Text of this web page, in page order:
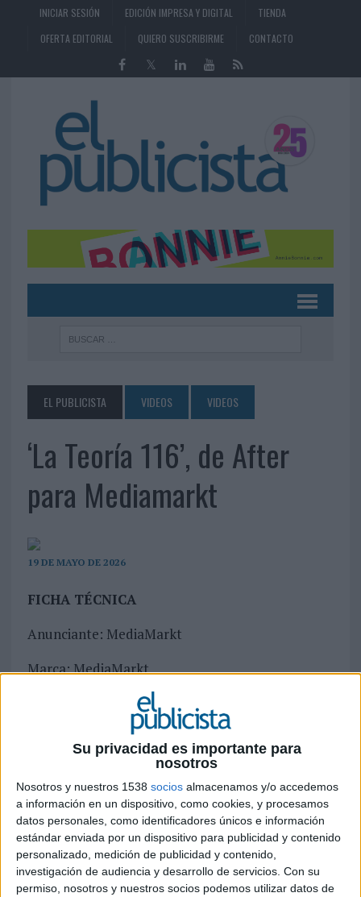
Su privacidad es importante para
nosotros
Nosotros y nuestros 1538 socios almacenamos y/o accedemos
a información en un dispositivo, como cookies, y procesamos
datos personales, como identificadores únicos e información
estándar enviada por un dispositivo para publicidad y contenido
personalizado, medición de publicidad y contenido,
investigación de audiencia y desarrollo de servicios. Con su
permiso, nosotros y nuestros socios podemos utilizar datos de
INICIAR SESIÓN EDICIÓN IMPRESA Y DIGITAL
TIENDA
OFERTA EDITORIAL
QUIERO SUSCRIBIRME CONTACTO
EL PUBLICISTA VIDEOS VIDEOS
‘La Teoría 116’, de After
para Mediamarkt
19 DE MAYO DE 2026
FICHA TÉCNICA
Anunciante: MediaMarkt
Marca: MediaMarkt
Sector: Electrónica de consumo
Producto: Televisiones
Contacto del cliente: Marta Domínguez, Marta
Vilalta y Cristina Camón
Agencia: After
Equipo creativo: Toni Tugores, Miguel Puime, Javi
García, David Arés, Alfonso Palomo